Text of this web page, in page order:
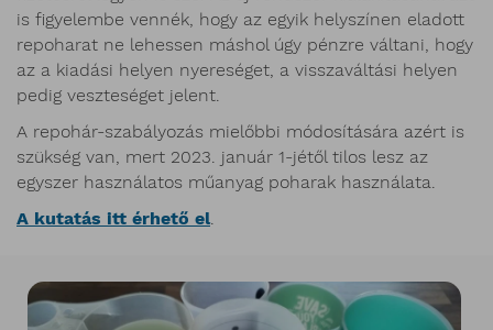
is figyelembe vennék, hogy az egyik helyszínen eladott
repoharat ne lehessen máshol úgy pénzre váltani, hogy
az a kiadási helyen nyereséget, a visszaváltási helyen
pedig veszteséget jelent.
A repohár-szabályozás mielőbbi módosítására azért is
szükség van, mert 2023. január 1-jétől tilos lesz az
egyszer használatos műanyag poharak használata.
A kutatás itt érhető el.